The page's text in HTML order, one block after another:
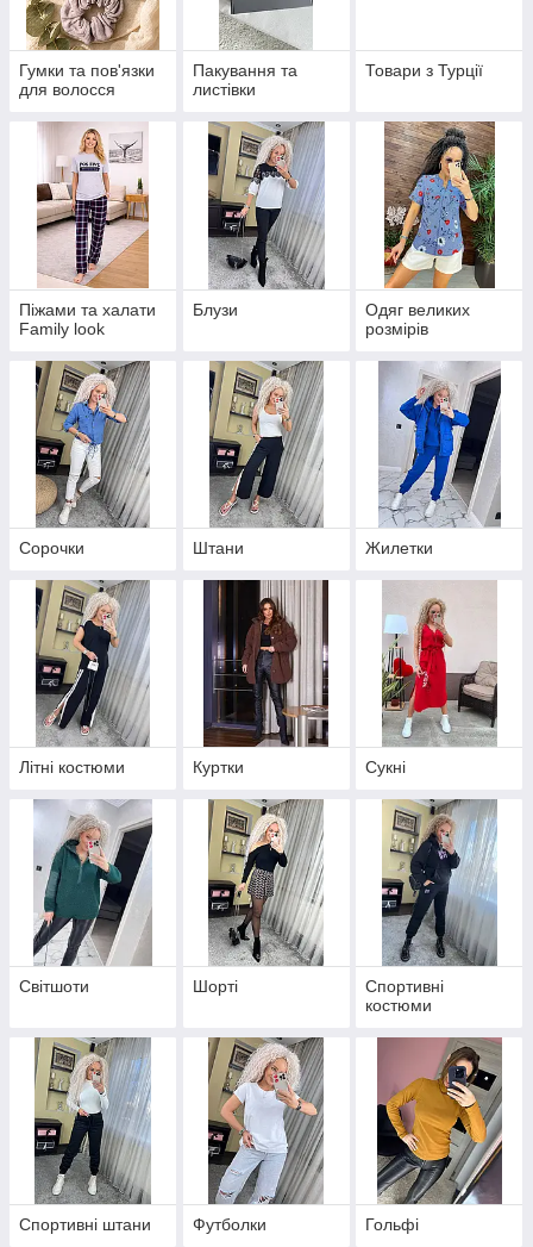
Гумки та пов'язки
для волосся
Пакування та
листівки
Товари з Турції
Піжами та халати
Family look
Блузи
Одяг великих
розмірів
Сорочки Штани Жилетки
Літні костюми Куртки Сукні
Світшоти Шорті
Спортивні
костюми
Спортивні штани Футболки Гольфі